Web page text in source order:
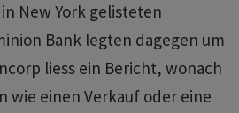
New York gelisteten
Bank legten dagegen um
liess ein Bericht, wonach
wie einen Verkauf oder eine